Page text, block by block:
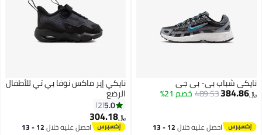
7
نايكي شباب بي- بي جي
﷼‏384.86
489.53خصم 21%
احصل عليه خلال 12 - 13
6
نايكي إير ماكس نوفا بي تي للأطفال
الرضع
5.0
2
﷼‏304.18
احصل عليه خلال 12 - 13